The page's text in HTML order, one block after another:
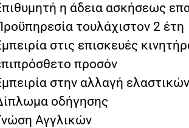
η άδεια ασκήσεως
τουλάχιστον 2 έτη
στις επισκευές
προσόν
στην αλλαγή ελαστικών
οδήγησης
Αγγλικών